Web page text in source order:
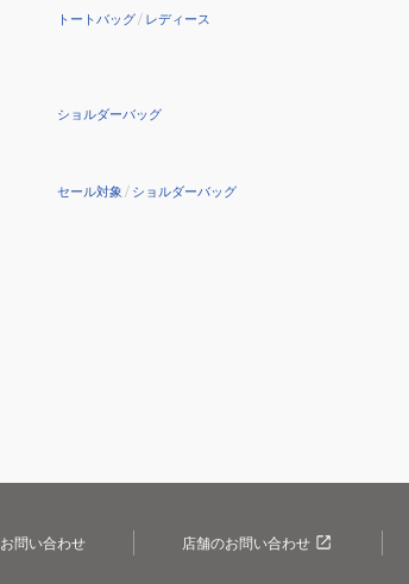
トートバッグ/ レディース
ショルダーバッグ
セール対象 / ショルダーバッグ
お問い合わせ 店舗のお問い合わせ